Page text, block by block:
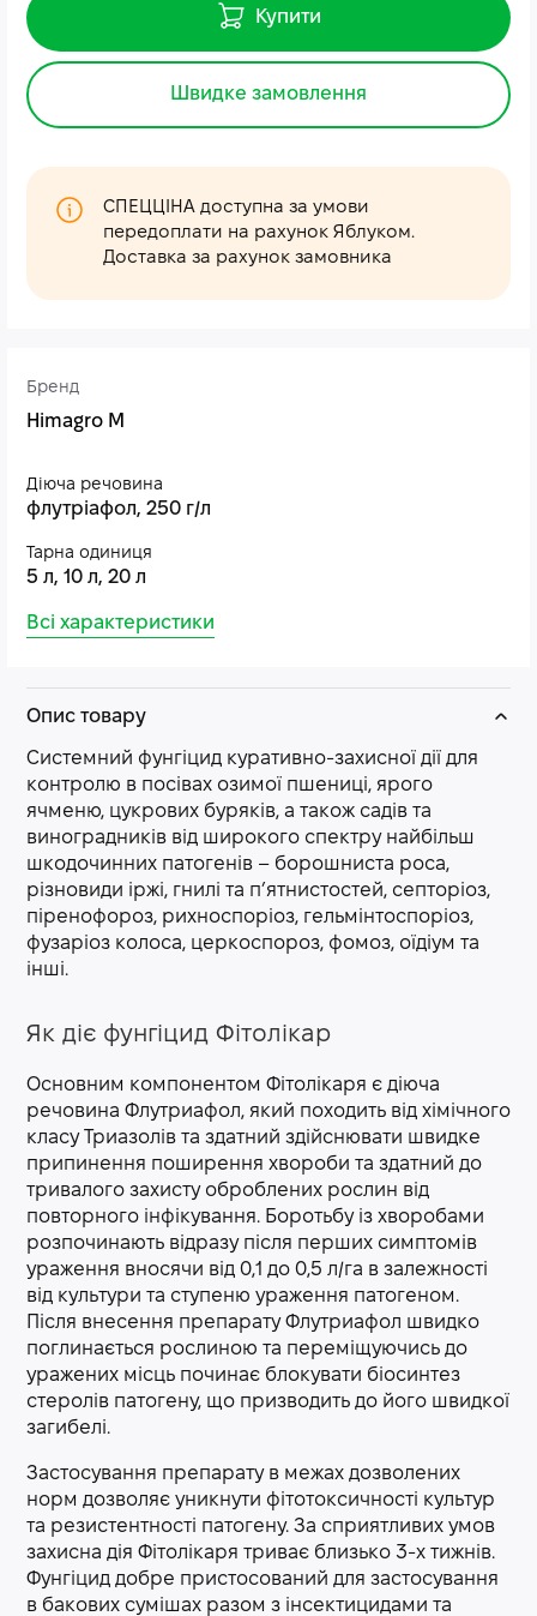
Бренд
Himagro M
Діюча речовина
флутріафол, 250 г/л
Тарна одиниця
5 л, 10 л, 20 л
Всі характеристики
Купити
Швидке замовлення
СПЕЦЦІНА доступна за умови
передоплати на рахунок Яблуком.
Доставка за рахунок замовника
Опис товару
Системний фунгіцид куративно-захисної дії для
контролю в посівах озимої пшениці, ярого
ячменю, цукрових буряків, а також садів та
виноградників від широкого спектру найбільш
шкодочинних патогенів – борошниста роса,
різновиди іржі, гнилі та п’ятнистостей, септоріоз,
піренофороз, рихноспоріоз, гельмінтоспоріоз,
фузаріоз колоса, церкоспороз, фомоз, оїдіум та
інші.
Як діє фунгіцид Фітолікар
Основним компонентом Фітолікаря є діюча
речовина Флутриафол, який походить від хімічного
класу Триазолів та здатний здійснювати швидке
припинення поширення хвороби та здатний до
тривалого захисту оброблених рослин від
повторного інфікування. Боротьбу із хворобами
розпочинають відразу після перших симптомів
ураження вносячи від 0,1 до 0,5 л/га в залежності
від культури та ступеню ураження патогеном.
Після внесення препарату Флутриафол швидко
поглинається рослиною та переміщуючись до
уражених місць починає блокувати біосинтез
стеролів патогену, що призводить до його швидкої
загибелі.
Застосування препарату в межах дозволених
норм дозволяє уникнути фітотоксичності культур
та резистентності патогену. За сприятливих умов
захисна дія Фітолікаря триває близько 3-х тижнів.
Фунгіцид добре пристосований для застосування
в бакових сумішах разом з інсектицидами та